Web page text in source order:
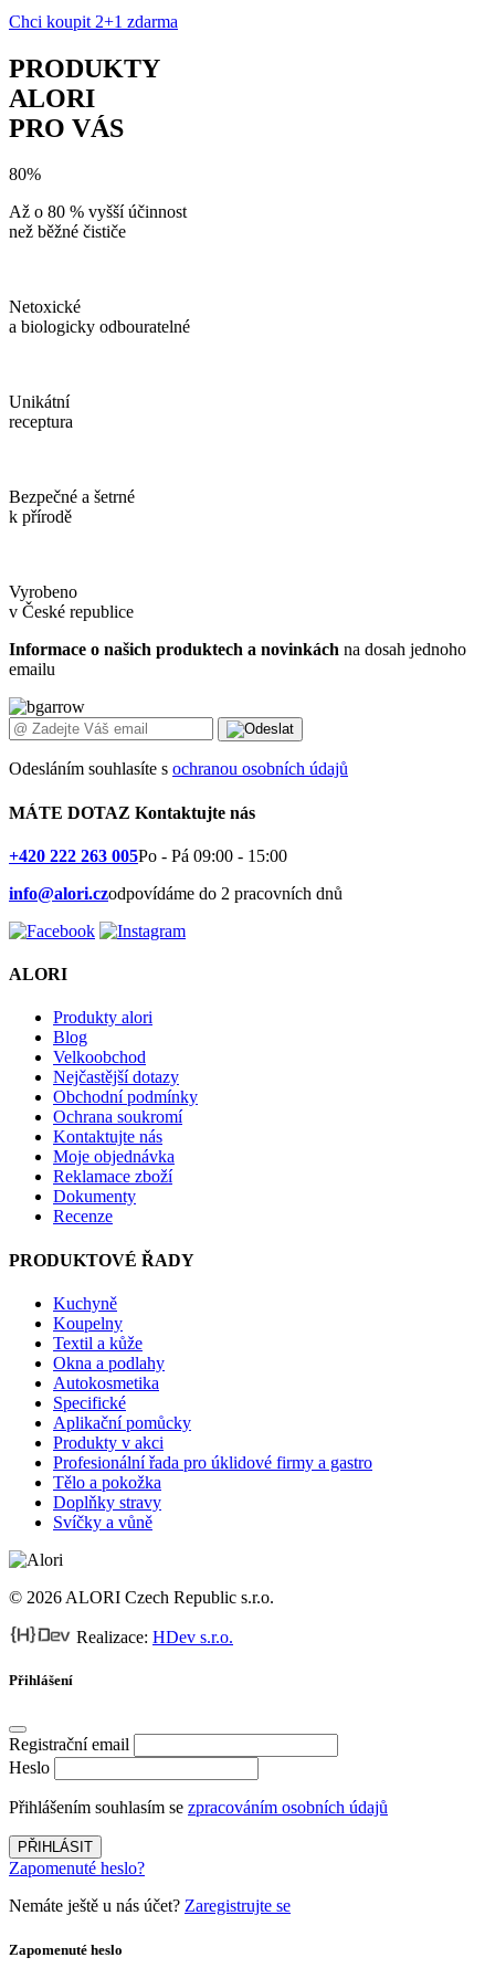
Chci koupit 2+1 zdarma
PRODUKTY
ALORI
PRO VÁS
80%
Až o 80 % vyšší účinnost
než běžné čističe
Netoxické
a biologicky odbouratelné
Unikátní
receptura
Bezpečné a šetrné
k přírodě
Vyrobeno
v České republice
Informace o našich produktech a novinkách na dosah jednoho
emailu
Odesláním souhlasíte s ochranou osobních údajů
MÁTE DOTAZ Kontaktujte nás
+420 222 263 005Po - Pá 09:00 - 15:00
info@alori.czodpovídáme do 2 pracovních dnů
ALORI
Produkty alori
Blog
Velkoobchod
Nejčastější dotazy
Obchodní podmínky
Ochrana soukromí
Kontaktujte nás
Moje objednávka
Reklamace zboží
Dokumenty
Recenze
PRODUKTOVÉ ŘADY
Kuchyně
Koupelny
Textil a kůže
Okna a podlahy
Autokosmetika
Specifické
Aplikační pomůcky
Produkty v akci
Profesionální řada pro úklidové firmy a gastro
Tělo a pokožka
Doplňky stravy
Svíčky a vůně
© 2026 ALORI Czech Republic s.r.o.
Realizace: HDev s.r.o.
Přihlášení
Registrační email
Heslo
Přihlášením souhlasím se zpracováním osobních údajů
PŘIHLÁSIT
Zapomenuté heslo?
Nemáte ještě u nás účet? Zaregistrujte se
Zapomenuté heslo